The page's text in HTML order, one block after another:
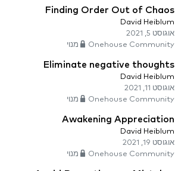
Finding Order Out of Chaos
David Heiblum
אוגוסט 5, 2021
Onehouse Community מנוי
Eliminate negative thoughts
David Heiblum
אוגוסט 11, 2021
Onehouse Community מנוי
Awakening Appreciation
David Heiblum
אוגוסט 19, 2021
Onehouse Community מנוי